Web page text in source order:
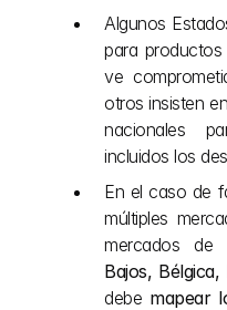
Algunos
para
ve
otros insisten
nacionales
incluidos los
En el caso de
múltiples
mercados de
Bajos,
debe mapear